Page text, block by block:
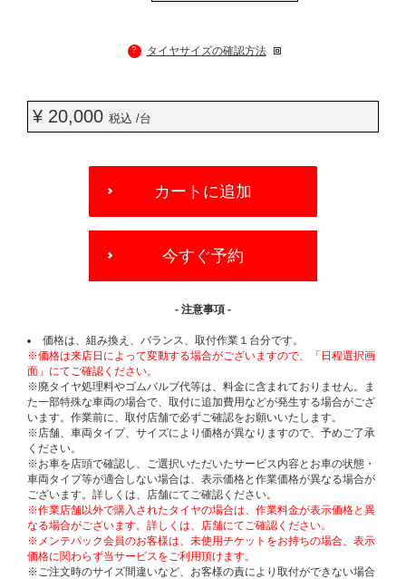
? タイヤサイズの確認方法
¥ 20,000 税込 /台
OPTIONS
カートに追加
今すぐ予約
- 注意事項 -
価格は、組み換え、バランス、取付作業１台分です。
※価格は来店日によって変動する場合がございますので、「日程選択画
面」にてご確認ください。
※廃タイヤ処理料やゴムバルブ代等は、料金に含まれておりません。ま
た一部特殊な車両の場合で、取付に追加費用などが発生する場合がござ
います。作業前に、取付店舗で必ずご確認をお願いいたします。
※店舗、車両タイプ、サイズにより価格が異なりますので、予めご了承
ください。
※お車を店頭で確認し、ご選択いただいたサービス内容とお車の状態・
車両タイプ等が適合しない場合は、表示価格と作業価格が異なる場合が
ございます。詳しくは、店舗にてご確認ください。
※作業店舗以外で購入されたタイヤの場合は、作業料金が表示価格と異
なる場合がございます。詳しくは、店舗にてご確認ください。
※メンテパック会員のお客様は、未使用チケットをお持ちの場合、表示
価格に関わらず当サービスをご利用頂けます。
※ご注文時のサイズ間違いなど、お客様の責により取付ができない場合